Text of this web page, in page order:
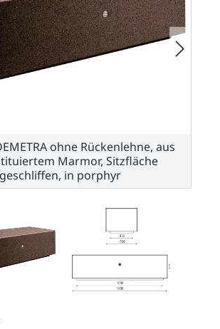
ohne Rückenlehne, aus
Marmor, Sitzfläche
geschliffen, in porphyr